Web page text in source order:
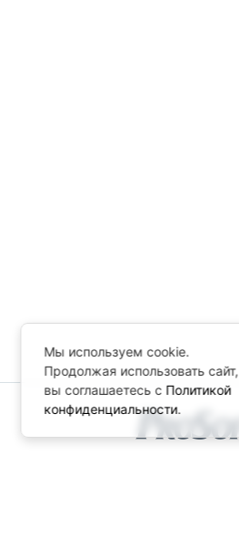
Мы используем cookie.
Продолжая использовать сайт,
вы соглашаетесь с Политикой
конфиденциальности.